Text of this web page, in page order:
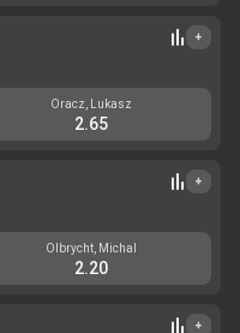
+
Oracz, Lukasz
2.65
+
Olbrycht, Michal
2.20
+